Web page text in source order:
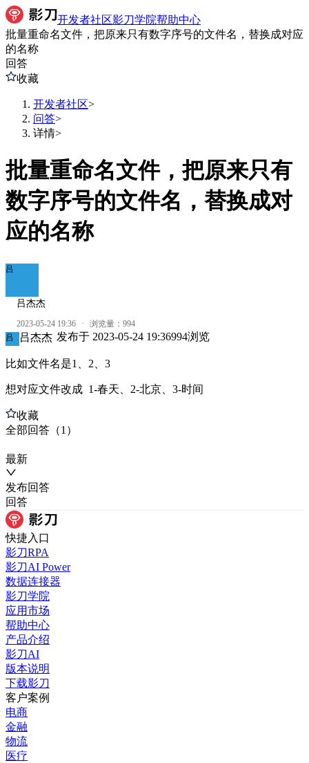
开发者社区影刀学院帮助中心
批量重命名文件，把原来只有数字序号的文件名，替换成对应
的名称
回答
收藏
开发者社区>
问答>
详情>
批量重命名文件，把原来只有
数字序号的文件名，替换成对
应的名称
吕
吕杰杰
2023-05-24 19:36 · 浏览量： 994
吕
吕杰杰 发布于 2023-05-24 19:36994浏览
比如文件名是1、2、3
想对应文件改成 1-春天、2-北京、3-时间
收藏
全部回答 （1 ）
最新
发布回答
回答
快捷入口
影刀RPA
影刀AI Power
数据连接器
影刀学院
应用市场
帮助中心
产品介绍
影刀AI
版本说明
下载影刀
客户案例
电商
金融
物流
医疗